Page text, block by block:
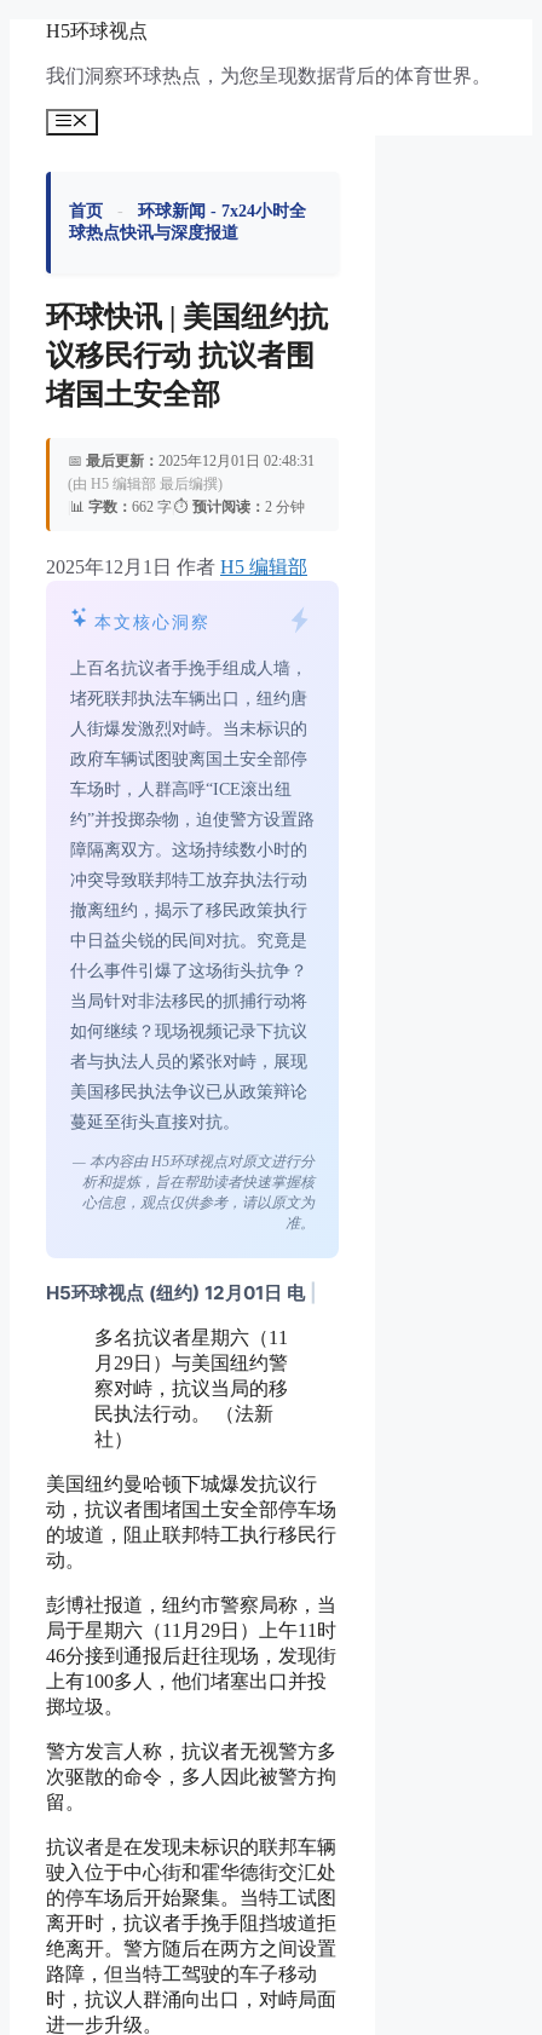
H5环球视点
我们洞察环球热点，为您呈现数据背后的体育世界。
菜
首页 -
环球新闻 - 7x24小时全
球热点快讯与深度报道
环球快讯 | 美国纽约抗
议移民行动 抗议者围
堵国土安全部
📅 最后更新： 2025年12月01日 02:48:31
(由 H5 编辑部 最后编撰)
📊 字数： 662 字⏱️ 预计阅读： 2 分钟
2025年12月1日 作者 H5 编辑部
本文核心洞察
上百名抗议者手挽手组成人墙，
堵死联邦执法车辆出口，纽约唐
人街爆发激烈对峙。当未标识的
政府车辆试图驶离国土安全部停
车场时，人群高呼“ICE滚出纽
约”并投掷杂物，迫使警方设置路
障隔离双方。这场持续数小时的
冲突导致联邦特工放弃执法行动
撤离纽约，揭示了移民政策执行
中日益尖锐的民间对抗。究竟是
什么事件引爆了这场街头抗争？
当局针对非法移民的抓捕行动将
如何继续？现场视频记录下抗议
者与执法人员的紧张对峙，展现
美国移民执法争议已从政策辩论
蔓延至街头直接对抗。
— 本内容由 H5环球视点对原文进行分
析和提炼，旨在帮助读者快速掌握核
心信息，观点仅供参考，请以原文为
准。
H5环球视点 (纽约) 12月01日 电
多名抗议者星期六（11
月29日）与美国纽约警
察对峙，抗议当局的移
民执法行动。 （法新
社）
美国纽约曼哈顿下城爆发抗议行
动，抗议者围堵国土安全部停车场
的坡道，阻止联邦特工执行移民行
动。
彭博社报道，纽约市警察局称，当
局于星期六（11月29日）上午11时
46分接到通报后赶往现场，发现街
上有100多人，他们堵塞出口并投
掷垃圾。
警方发言人称，抗议者无视警方多
次驱散的命令，多人因此被警方拘
留。
抗议者是在发现未标识的联邦车辆
驶入位于中心街和霍华德街交汇处
的停车场后开始聚集。当特工试图
离开时，抗议者手挽手阻挡坡道拒
绝离开。警方随后在两方之间设置
路障，但当特工驾驶的车子移动
时，抗议人群涌向出口，对峙局面
进一步升级。